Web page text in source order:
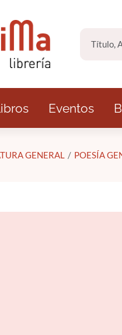
Eventos
GENERAL POESÍA